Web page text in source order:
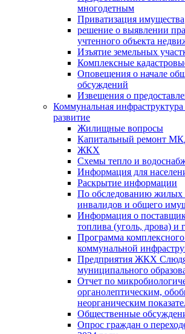
многодетным
Приватизация имущества
решение о выявлении
учтенного объекта
Изъятие земельных
Комплексные
Оповещения о начале
обсуждений
Извещения о
Коммунальная инфраструктура
развитие
Жилищные вопросы
Капитальный ремонт
ЖКХ
Схемы тепло и
Информация для
Раскрытие информации
По обследованию
инвалидов и общего
Информация о
топлива (уголь, дрова) и
Программа комплексного
коммунальной
Предприятия ЖКХ
муниципального
Отчет по
органолептическим,
неорганическим
Общественные
Опрос граждан о